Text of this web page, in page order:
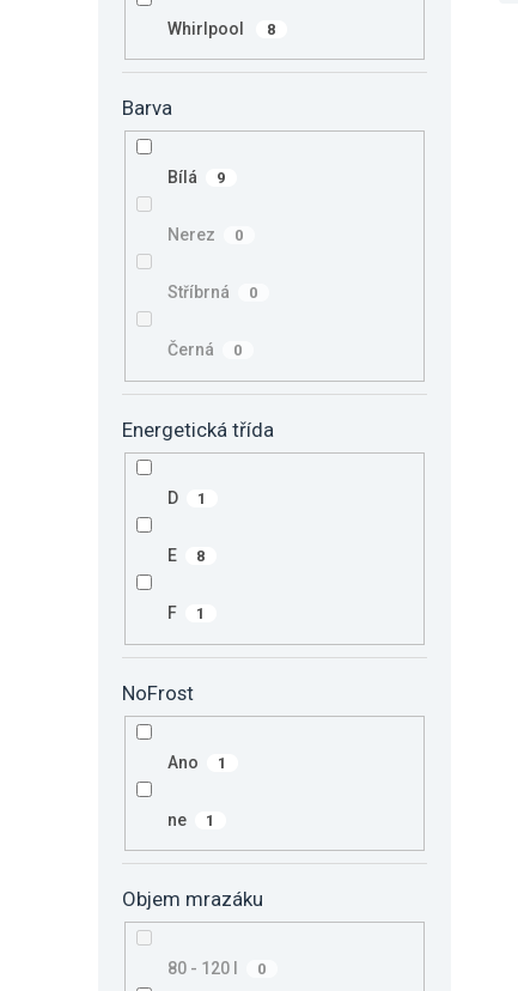
Whirlpool 8
Barva
Bílá 9
Nerez 0
Stříbrná 0
Černá 0
Energetická třída
D 1
E 8
F 1
NoFrost
Ano 1
ne 1
Objem mrazáku
80 - 120 l 0